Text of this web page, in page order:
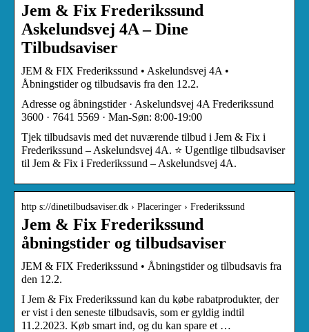
Jem & Fix Frederikssund
Askelundsvej 4A – Dine
Tilbudsaviser
JEM & FIX Frederikssund • Askelundsvej 4A •
Åbningstider og tilbudsavis fra den 12.2.
Adresse og åbningstider · Askelundsvej 4A Frederikssund
3600 · 7641 5569 · Man-Søn: 8:00-19:00
Tjek tilbudsavis med det nuværende tilbud i Jem & Fix i
Frederikssund – Askelundsvej 4A. ⭐ Ugentlige tilbudsaviser
til Jem & Fix i Frederikssund – Askelundsvej 4A.
http s://dinetilbudsaviser.dk › Placeringer › Frederikssund
Jem & Fix Frederikssund
åbningstider og tilbudsaviser
JEM & FIX Frederikssund • Åbningstider og tilbudsavis fra
den 12.2.
I Jem & Fix Frederikssund kan du købe rabatprodukter, der
er vist i den seneste tilbudsavis, som er gyldig indtil
11.2.2023. Køb smart ind, og du kan spare et …